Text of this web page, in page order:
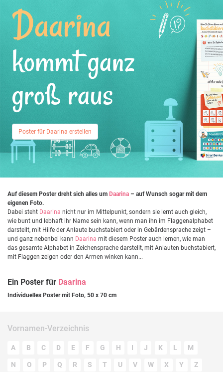
Daarina
kommt ganz
groß raus
Poster für Daarina erstellen
Auf diesem Poster dreht sich alles um Daarina – auf Wunsch sogar mit dem
eigenen Foto.
Dabei steht Daarina nicht nur im Mittelpunkt, sondern sie lernt auch gleich,
wie bunt und lebhaft ihr Name sein kann, wenn man ihn im Flaggenalphabet
darstellt, mit Hilfe der Anlaute buchstabiert oder in Gebärdensprache zeigt –
und ganz nebenbei kann Daarina mit diesem Poster auch lernen, wie man
das gesamte Alphabet in Zeichensprache darstellt, mit Anlauten buchstabiert,
mit Flaggen zeigen oder den Armen winken kann...
Ein Poster für Daarina
Individuelles Poster mit Foto, 50 x 70 cm
Vornamen-Verzeichnis
A B C D E F G H I J K L M
N O P Q R S T U V W X Y Z